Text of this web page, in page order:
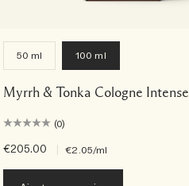
50 ml 100 ml
Myrrh & Tonka Cologne Intense
(0)
€205.00 €2.05/ml